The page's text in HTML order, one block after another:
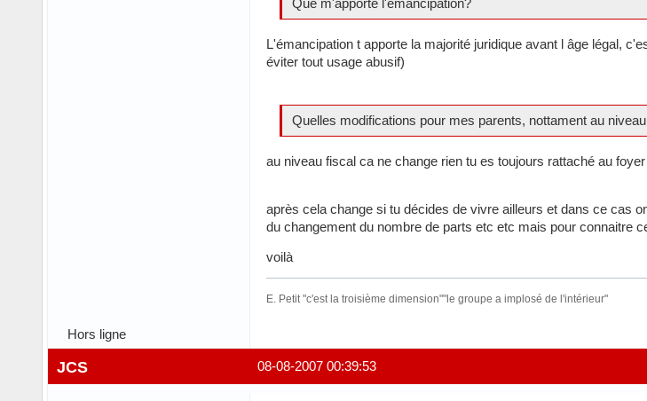
L'émancipation t apporte la majorité juridique avant l âge légal,
éviter tout usage abusif)
Quelles modifications pour mes parents, nottament au
au niveau fiscal ca ne change rien tu es toujours rattaché au
après cela change si tu décides de vivre ailleurs et dans ce cas
du changement du nombre de parts etc etc mais pour connaitre
voilà
E. Petit "c'est la troisième dimension""le groupe a implosé de l'intérieur"
Hors ligne
08-08-2007 00:39:53
JCS